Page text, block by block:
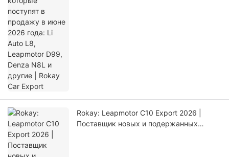
Rokay: Leapmotor C10 Export 2026 |
Поставщик новых и подержанных